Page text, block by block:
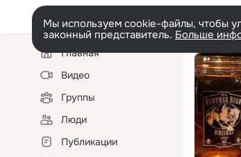
Мы используем cookie-файлы, чтобы
законный представитель. Больше
Левая
колонкаГлавная
Видео
Группы
Люди
Публикации